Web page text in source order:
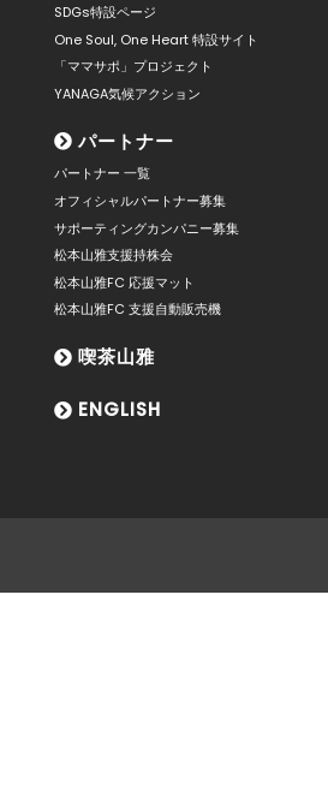
SDGs特設ページ
One Soul, One Heart 特設サイト
「ママサポ」プロジェクト
YANAGA気候アクション
パートナー
パートナー 一覧
オフィシャルパートナー募集
サポーティングカンパニー募集
松本山雅支援持株会
松本山雅FC 応援マット
松本山雅FC 支援自動販売機
喫茶山雅
ENGLISH